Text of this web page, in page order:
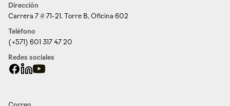
Dirección
Carrera 7 # 71-21. Torre B, Oficina 602
Teléfono
(+571) 601 317 47 20
Redes sociales